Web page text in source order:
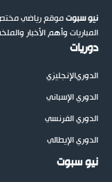
نيو سبوتموقع رياضي مختص
المباريات وأهم الأخبار
دوريات
الدوريالإنجليزي
الدوري الإسباني
الدوري الفرنسي
الدوري الإيطالي
نيو سبوت